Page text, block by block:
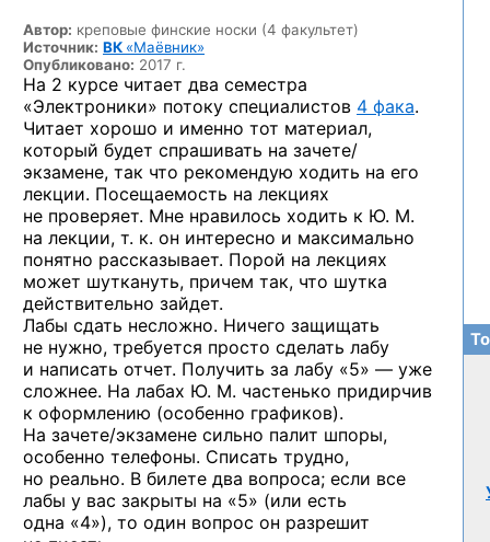
Автор: креповые финские носки (4 факультет)
Источник: ВК «Маёвник»
Опубликовано: 2017 г.
На 2 курсе читает два семестра
«Электроники» потоку специалистов 4 фака.
Читает хорошо и именно тот материал,
который будет спрашивать на зачете/
экзамене, так что рекомендую ходить на его
лекции. Посещаемость на лекциях
не проверяет. Мне нравилось ходить к Ю. М.
на лекции, т. к. он интересно и максимально
понятно рассказывает. Порой на лекциях
может шуткануть, причем так, что шутка
действительно зайдет.
Лабы сдать несложно. Ничего защищать
не нужно, требуется просто сделать лабу
и написать отчет. Получить за лабу «5» — уже
сложнее. На лабах Ю. М. частенько придирчив
к оформлению (особенно графиков).
На зачете/экзамене сильно палит шпоры,
особенно телефоны. Списать трудно,
но реально. В билете два вопроса; если все
лабы у вас закрыты на «5» (или есть
одна «4»), то один вопрос он разрешит